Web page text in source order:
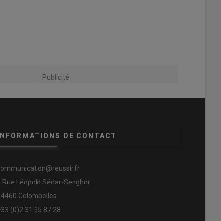
Publicité
INFORMATIONS DE CONTACT
Rue Léopold Sédar-Senghor
Colombelles
(0)2 31 35 87 28